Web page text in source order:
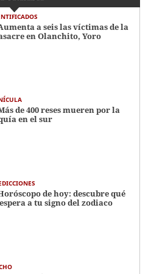
a seis las víctimas de la
en Olanchito, Yoro
de 400 reses mueren por la
en el sur
de hoy: descubre qué
a tu signo del zodiaco